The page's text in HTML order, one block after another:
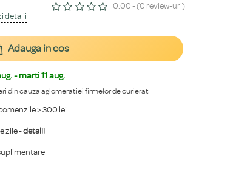
detalii
0.00 - (0 review-uri)
- marti 11 aug.
din cauza aglomeratiei firmelor de curierat
> 300 lei
zile -detalii
Adauga in cos